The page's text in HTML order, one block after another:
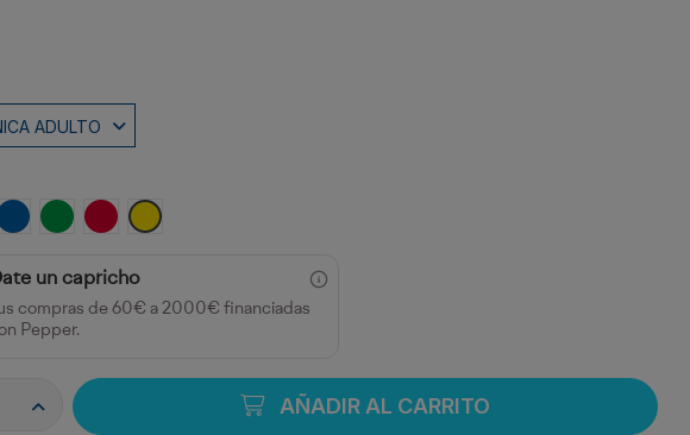
ROYAL VERDE HELECHO
ROJO AMARILLO
un capricho
compras de 60€ a 2000€ financiadas
Pepper.
AÑADIR AL CARRITO